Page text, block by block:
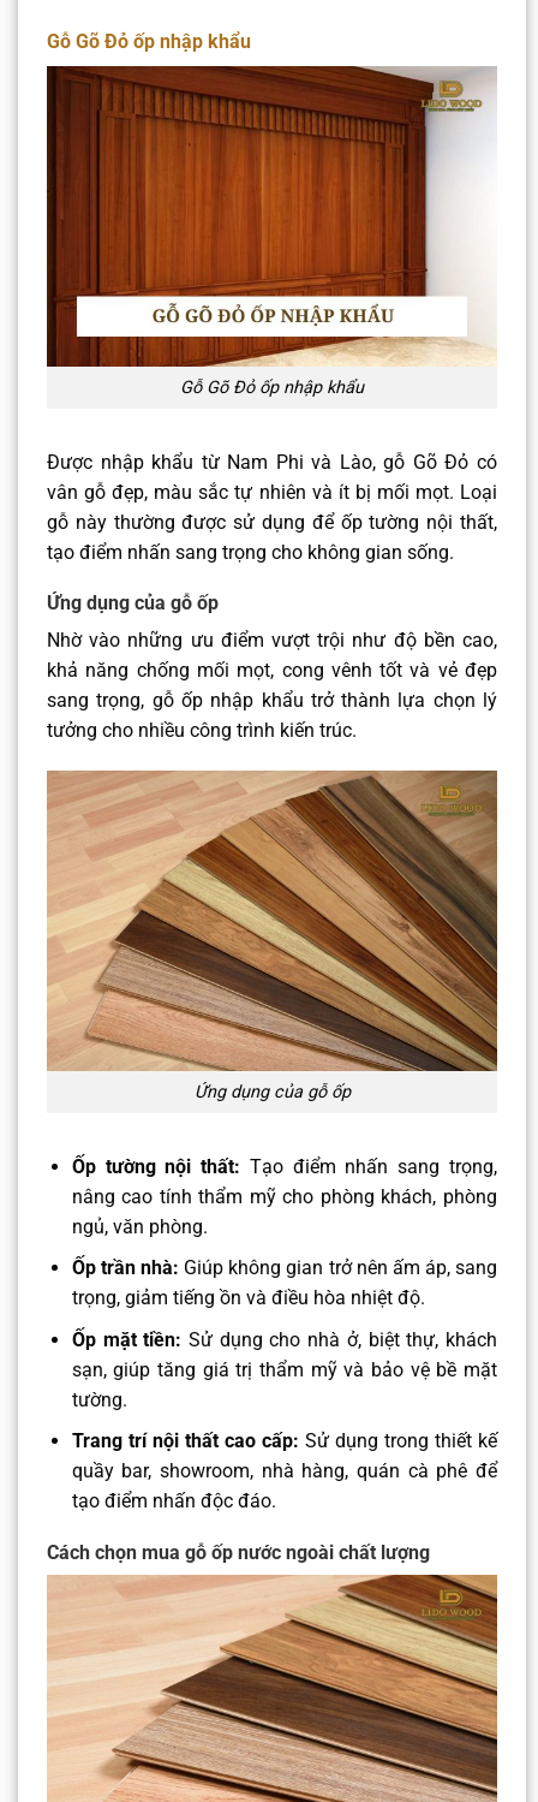
Gỗ Gõ Đỏ ốp nhập khẩu
Gỗ Gõ Đỏ ốp nhập khẩu
Được nhập khẩu từ Nam Phi và Lào, gỗ Gõ Đỏ có
vân gỗ đẹp, màu sắc tự nhiên và ít bị mối mọt. Loại
gỗ này thường được sử dụng để ốp tường nội thất,
tạo điểm nhấn sang trọng cho không gian sống.
Ứng dụng của gỗ ốp
Nhờ vào những ưu điểm vượt trội như độ bền cao,
khả năng chống mối mọt, cong vênh tốt và vẻ đẹp
sang trọng, gỗ ốp nhập khẩu trở thành lựa chọn lý
tưởng cho nhiều công trình kiến trúc.
Ứng dụng của gỗ ốp
Ốp tường nội thất: Tạo điểm nhấn sang trọng,
nâng cao tính thẩm mỹ cho phòng khách, phòng
ngủ, văn phòng.
Ốp trần nhà: Giúp không gian trở nên ấm áp, sang
trọng, giảm tiếng ồn và điều hòa nhiệt độ.
Ốp mặt tiền: Sử dụng cho nhà ở, biệt thự, khách
sạn, giúp tăng giá trị thẩm mỹ và bảo vệ bề mặt
tường.
Trang trí nội thất cao cấp: Sử dụng trong thiết kế
quầy bar, showroom, nhà hàng, quán cà phê để
tạo điểm nhấn độc đáo.
Cách chọn mua gỗ ốp nước ngoài chất lượng